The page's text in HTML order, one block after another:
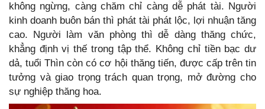
không ngừng, càng chăm chỉ càng dễ phát tài. Người
kinh doanh buôn bán thì phát tài phát lộc, lợi nhuận tăng
cao. Người làm văn phòng thì dễ dàng thăng chức,
khẳng định vị thế trong tập thể. Không chỉ tiền bạc dư
dả, tuổi Thìn còn có cơ hội thăng tiến, được cấp trên tin
tưởng và giao trọng trách quan trọng, mở đường cho
sự nghiệp thăng hoa.